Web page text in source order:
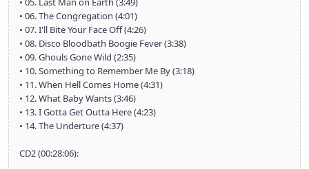
• 06. The Congregation (4:01)
• 07. I'll Bite Your Face Off (4:26)
• 08. Disco Bloodbath Boogie Fever (3:38)
• 09. Ghouls Gone Wild (2:35)
• 10. Something to Remember Me By (3:18)
• 11. When Hell Comes Home (4:31)
• 12. What Baby Wants (3:46)
• 13. I Gotta Get Outta Here (4:23)
• 14. The Underture (4:37)
CD2 (00:28:06):